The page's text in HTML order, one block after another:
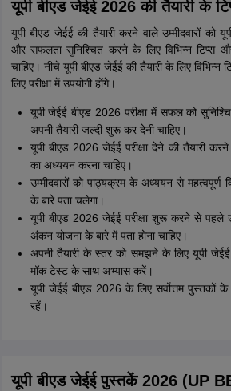
यूपी बीएड जेईई 2026 की तैयारी के
यूपी बीएड जेईई की तैयारी करने वाले उम्मीदवारों को
और सफलता सुनिश्चित करने के लिए विभिन्न टिप्स
चाहिए। नीचे यूपी बीएड जेईई की तैयारी के लिए विभिन्न
लिए परीक्षा में उपयोगी होंगे।
यूपी जेईई बीएड 2026 परीक्षा में सफल को
अपनी तैयारी जल्दी शुरू कर देनी चाहिए।
यूपी बीएड 2026 जेईई परीक्षा देने की तैयारी करने
का अध्ययन करना चाहिए।
उम्मीदवारों को पाठ्यक्रम के अध्ययन से महत्वपूर्ण
के बारे पता चलेगा।
यूपी बीएड 2026 जेईई परीक्षा शुरू करने से पहले
अंकन योजना के बारे में पता होना चाहिए।
अपनी तैयारी के स्तर को समझने के लिए यूपी
मॉक टेस्ट के साथ अभ्यास करें।
यूपी जेईई बीएड 2026 के लिए सर्वोत्तम पुस्तकों
रहें।
यूपी बीएड जेईई पुस्तकें 2026 (UP